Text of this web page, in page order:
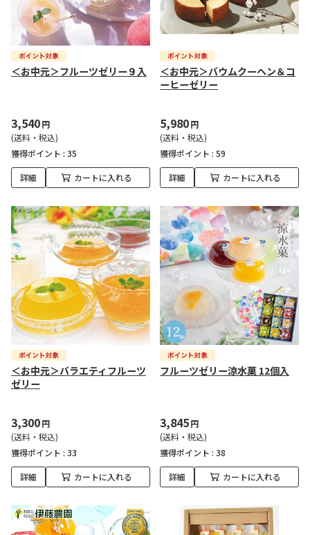
＜お中元＞フルーツゼリー９入
3,540円
(送料・税込)
獲得ポイント : 35
詳細 カートに入れる
＜お中元＞バウムクーヘン＆コ
ーヒーゼリー
5,980円
(送料・税込)
獲得ポイント : 59
詳細 カートに入れる
＜お中元＞バラエティフルーツ
ゼリー
3,300円
(送料・税込)
獲得ポイント : 33
詳細 カートに入れる
フルーツゼリー涼水菓 12個入
3,845円
(送料・税込)
獲得ポイント : 38
詳細 カートに入れる